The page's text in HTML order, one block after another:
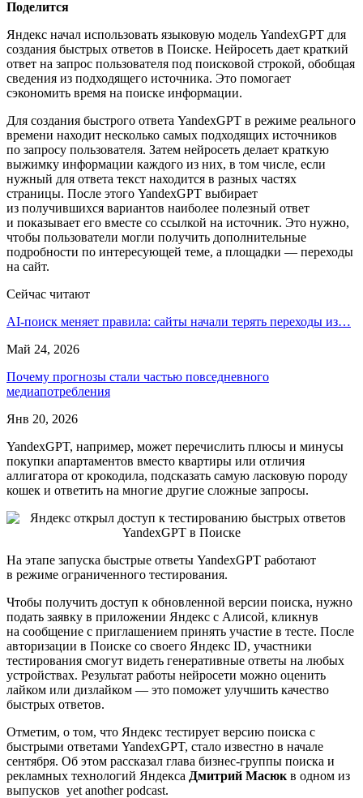
Поделится
Яндекс начал использовать языковую модель YandexGPT для
создания быстрых ответов в Поиске. Нейросеть дает краткий
ответ на запрос пользователя под поисковой строкой, обобщая
сведения из подходящего источника. Это помогает
сэкономить время на поиске информации.
Для создания быстрого ответа YandexGPT в режиме реального
времени находит несколько самых подходящих источников
по запросу пользователя. Затем нейросеть делает краткую
выжимку информации каждого из них, в том числе, если
нужный для ответа текст находится в разных частях
страницы. После этого YandexGPT выбирает
из получившихся вариантов наиболее полезный ответ
и показывает его вместе со ссылкой на источник. Это нужно,
чтобы пользователи могли получить дополнительные
подробности по интересующей теме, а площадки — переходы
на сайт.
Сейчас читают
AI-поиск меняет правила: сайты начали терять переходы из…
Май 24, 2026
Почему прогнозы стали частью повседневного
медиапотребления
Янв 20, 2026
YandexGPT, например, может перечислить плюсы и минусы
покупки апартаментов вместо квартиры или отличия
аллигатора от крокодила, подсказать самую ласковую породу
кошек и ответить на многие другие сложные запросы.
На этапе запуска быстрые ответы YandexGPT работают
в режиме ограниченного тестирования.
Чтобы получить доступ к обновленной версии поиска, нужно
подать заявку в приложении Яндекс с Алисой, кликнув
на сообщение с приглашением принять участие в тесте. После
авторизации в Поиске со своего Яндекс ID, участники
тестирования смогут видеть генеративные ответы на любых
устройствах. Результат работы нейросети можно оценить
лайком или дизлайком — это поможет улучшить качество
быстрых ответов.
Отметим, о том, что Яндекс тестирует версию поиска с
быстрыми ответами YandexGPT, стало известно в начале
сентября. Об этом рассказал глава бизнес-группы поиска и
рекламных технологий Яндекса Дмитрий Масюк в одном из
выпусков yet another podcast.